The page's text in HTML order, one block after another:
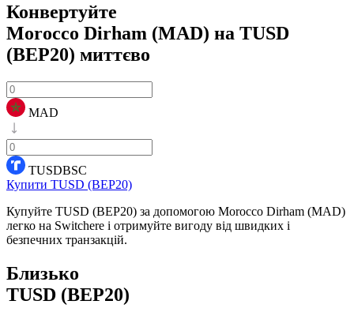
Конвертуйте
Morocco Dirham (MAD) на TUSD
(BEP20) миттєво
MAD
TUSDBSC
Купити TUSD (BEP20)
Купуйте TUSD (BEP20) за допомогою Morocco Dirham (MAD)
легко на Switchere і отримуйте вигоду від швидких і
безпечних транзакцій.
Близько
TUSD (BEP20)